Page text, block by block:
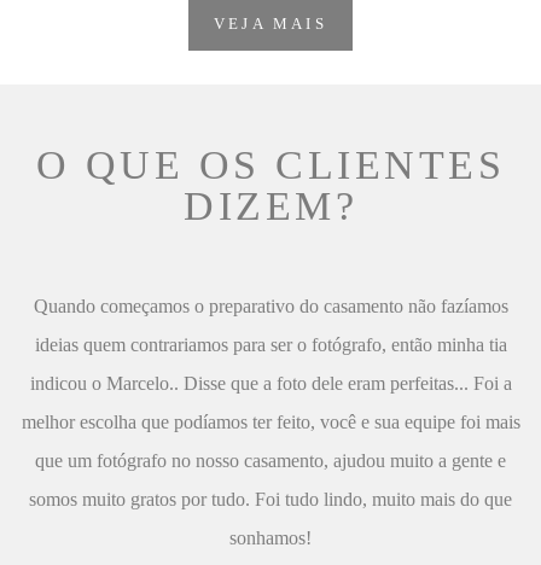
VEJA MAIS
O QUE OS CLIENTES
DIZEM?
Quando começamos o preparativo do casamento não fazíamos
ideias quem contrariamos para ser o fotógrafo, então minha tia
indicou o Marcelo.. Disse que a foto dele eram perfeitas... Foi a
melhor escolha que podíamos ter feito, você e sua equipe foi mais
que um fotógrafo no nosso casamento, ajudou muito a gente e
somos muito gratos por tudo. Foi tudo lindo, muito mais do que
sonhamos!